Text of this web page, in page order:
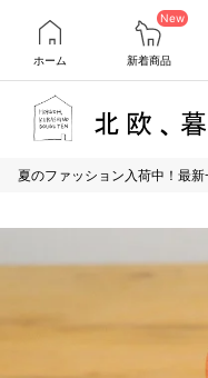
ホーム
New
新着商品
夏のファッション入荷中！最